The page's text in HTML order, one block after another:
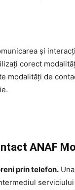
și
corect
modalități de
ANAF
prin telefon.